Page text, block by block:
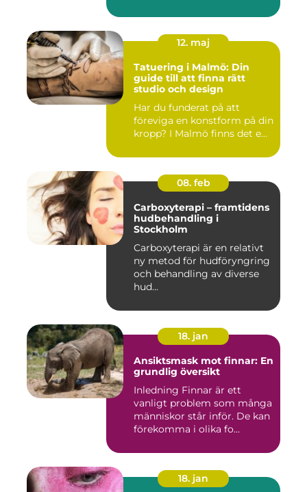
12. maj
Tatuering i Malmö: Din
guide till att finna rätt
studio och design
Har du funderat på att
föreviga en konstform på din
kropp? I Malmö finns det e...
08. feb
Carboxyterapi – framtidens
hudbehandling i
Stockholm
Carboxyterapi är en relativt
ny metod för hudföryngring
och behandling av diverse
hud...
18. jan
Ansiktsmask mot finnar: En
grundlig översikt
Inledning Finnar är ett
vanligt problem som många
människor står inför. De kan
förekomma i olika fo...
18. jan